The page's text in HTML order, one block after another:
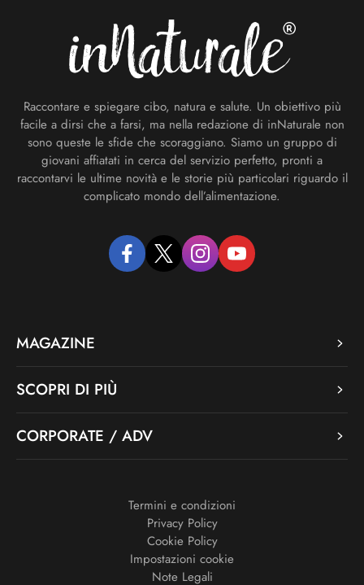
Raccontare e spiegare cibo, natura e salute. Un obiettivo più
facile a dirsi che a farsi, ma nella redazione di inNaturale non
sono queste le sfide che scoraggiano. Siamo un gruppo di
giovani affiatati in cerca del servizio perfetto, pronti a
raccontarvi le ultime novità e le storie più particolari riguardo il
complicato mondo dell’alimentazione.
facebooktwitter instagramyoutube
MAGAZINE
SCOPRI DI PIÙ
CORPORATE / ADV
Termini e condizioni
Privacy Policy
Cookie Policy
Impostazioni cookie
Note Legali